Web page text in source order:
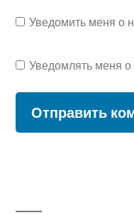
Уведомить меня о
Уведомлять меня о